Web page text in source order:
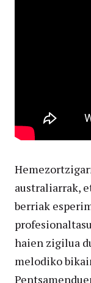
australiarrak,
berriak
haien zigilua
melodiko